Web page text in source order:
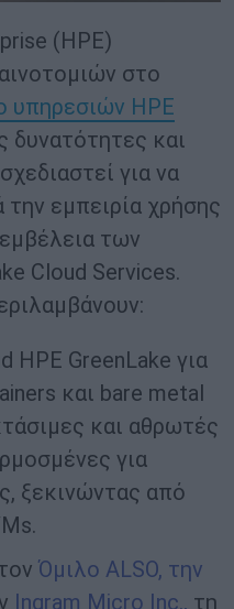
(HPE)
στο
υπηρεσιών HPE
δυνατότητες και
για να
εμπειρία χρήσης
των
Cloud Services.
HPE GreenLake για
και bare metal
και αθρωτές
για
ξεκινώντας από
Όμιλο ALSO, την
Ingram Micro Inc., τη